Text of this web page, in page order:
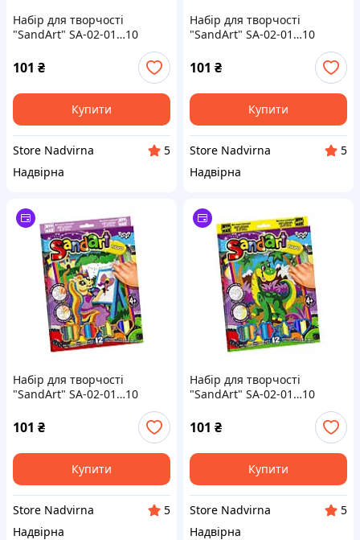
Набір для творчості
"SandArt" SA-02-01…10
парасолькою
101 ₴
Купити
Store Nadvirna
5
Надвірна
Набір для творчості
"SandArt" SA-02-01…10
фреска з піску Кіт на скейті
101 ₴
Купити
Store Nadvirna
5
Надвірна
Набір для творчості
"SandArt" SA-02-01…10
101 ₴
Купити
Store Nadvirna
5
Надвірна
Набір для творчості
"SandArt" SA-02-01…10
фреска з піску Динозавр
101 ₴
Купити
Store Nadvirna
5
Надвірна